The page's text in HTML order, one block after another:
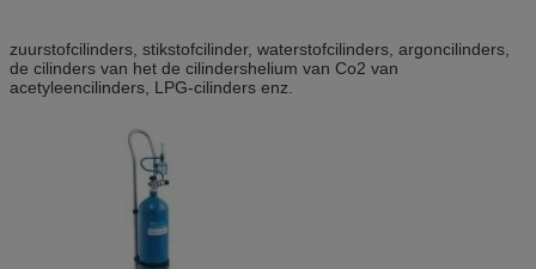
zuurstofcilinders, stikstofcilinder, waterstofcilinders, argoncilinders,
de cilinders van het de cilindershelium van Co2 van
acetyleencilinders, LPG-cilinders enz.